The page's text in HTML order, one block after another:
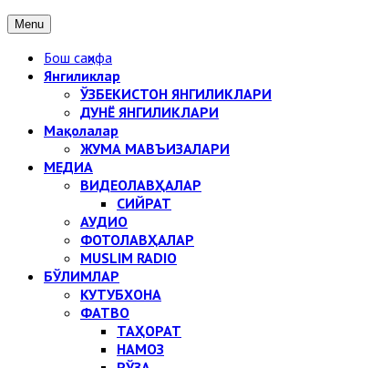
Menu
Бош саҳифа
Янгиликлар
ЎЗБЕКИСТОН ЯНГИЛИКЛАРИ
ДУНЁ ЯНГИЛИКЛАРИ
Мақолалар
ЖУМА МАВЪИЗАЛАРИ
МЕДИА
ВИДЕОЛАВҲАЛАР
СИЙРАТ
АУДИО
ФОТОЛАВҲАЛАР
MUSLIM RADIO
БЎЛИМЛАР
КУТУБХОНА
ФАТВО
ТАҲОРАТ
НАМОЗ